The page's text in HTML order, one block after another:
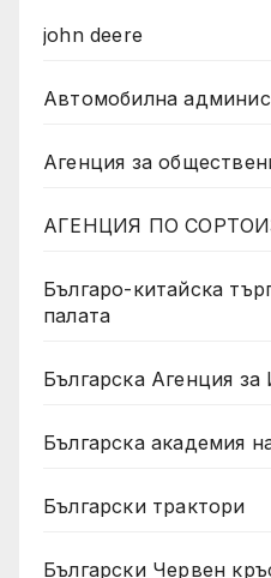
john deere
Автомобилна
Агенция за
АГЕНЦИЯ ПО
Българо-китайска
палата
Българска Агенция
Българска академия
Български трактори
Български Червен